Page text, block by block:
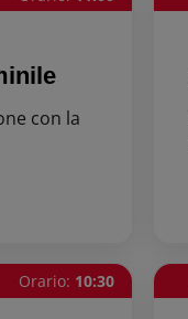
con la
Orario: 10:30